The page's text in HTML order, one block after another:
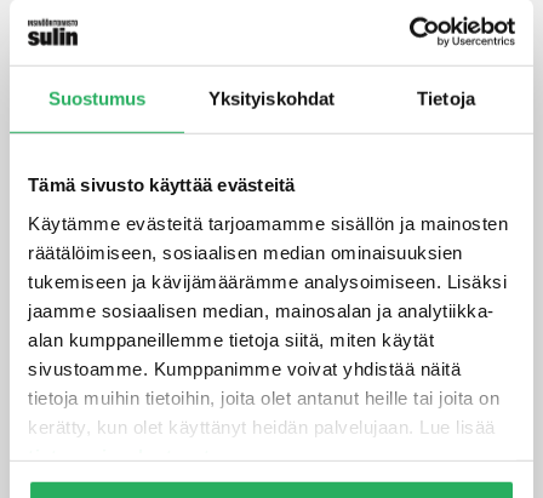
Suostumus Yksityiskohdat Tietoja
Tämä sivusto käyttää evästeitä
Käytämme evästeitä tarjoamamme sisällön ja mainosten
räätälöimiseen, sosiaalisen median ominaisuuksien
tukemiseen ja kävijämäärämme analysoimiseen. Lisäksi
jaamme sosiaalisen median, mainosalan ja analytiikka-
alan kumppaneillemme tietoja siitä, miten käytät
sivustoamme. Kumppanimme voivat yhdistää näitä
tietoja muihin tietoihin, joita olet antanut heille tai joita on
kerätty, kun olet käyttänyt heidän palvelujaan. Lue lisää
Kuinka pitkäaikaisia
ratkaisuja kunnostus ja
uusiminen tarjoavat?
Julkisivun kunnostus tarjoaa
riippuen alkuperäisen rakenteen kunnosta, kun taas
uusiminen takaa 20–40 vuoden kestävyyden.
Kestävyys vaihtelee merkittävästi käytettyjen
materiaalien ja toteutuksen laadun mukaan.
Kunnostetun julkisivun huoltovälit ovat lyhyempiä,
tyypillisesti 3–7 vuotta pintamateriaaleista riippuen.
Takuuajat kunnostukselle ovat yleensä 2–5 vuotta, ja
ylläpitotarpeet pysyvät suhteellisen korkeina koko
käyttöiän ajan.